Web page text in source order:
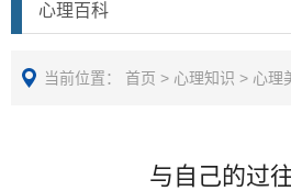
心理百科
当前位置： 首页 > 心理知识 > 心理
与自己的过